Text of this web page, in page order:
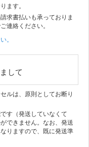
ます。
求書払いも承っておりま
連絡ください。
。
して
ルは、原則としてお断り
す（発送していなくて
できません。なお、発送
りますので、既に発送準